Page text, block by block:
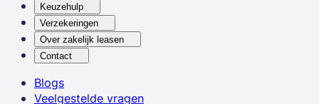
Keuzehulp
Verzekeringen
Over zakelijk leasen
Contact
Blogs
Veelgestelde vragen